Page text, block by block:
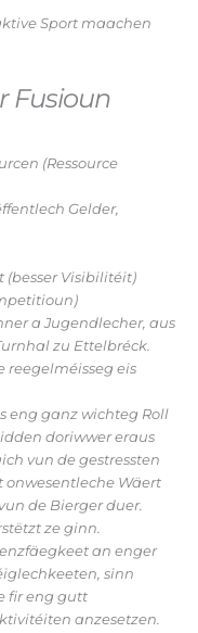
Sport maachen
Fusioun
(Ressource
Gelder,
(besser Visibilitéit)
a Jugendlecher, aus
zu Ettelbréck.
reegelméisseg eis
eng ganz wichteg Roll
doriwwer eraus
vun de gestressten
onwesentleche Wäert
de Bierger duer.
ze ginn.
an enger
sinn
fir eng gutt
anzesetzen.